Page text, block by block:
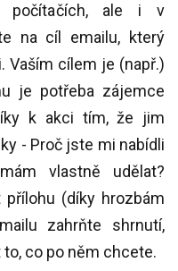
počítačích, ale i v
na cíl emailu, který
Vaším cílem je (např.)
je potřeba zájemce
k akci tím, že jim
- Proč jste mi nabídli
vlastně udělat?
(díky hrozbám
zahrňte shrnutí,
co po něm chcete.